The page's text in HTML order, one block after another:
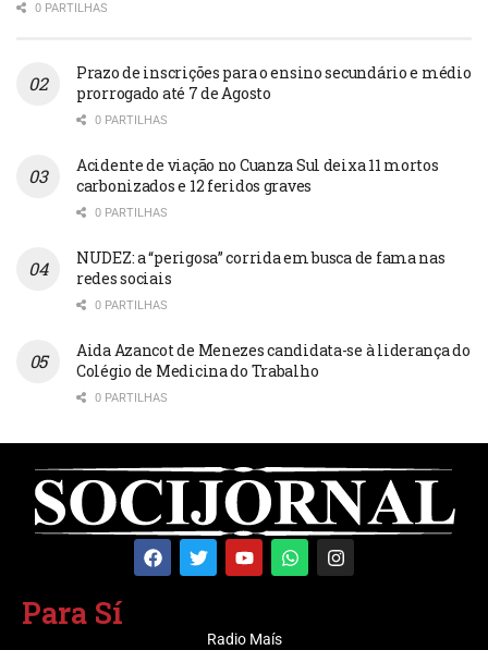
0 PARTILHAS
Prazo de inscrições para o ensino secundário e médio
prorrogado até 7 de Agosto
0 PARTILHAS
Acidente de viação no Cuanza Sul deixa 11 mortos
carbonizados e 12 feridos graves
0 PARTILHAS
NUDEZ: a “perigosa” corrida em busca de fama nas
redes sociais
0 PARTILHAS
Aida Azancot de Menezes candidata-se à liderança do
Colégio de Medicina do Trabalho
0 PARTILHAS
Para Sí
Radio Maís